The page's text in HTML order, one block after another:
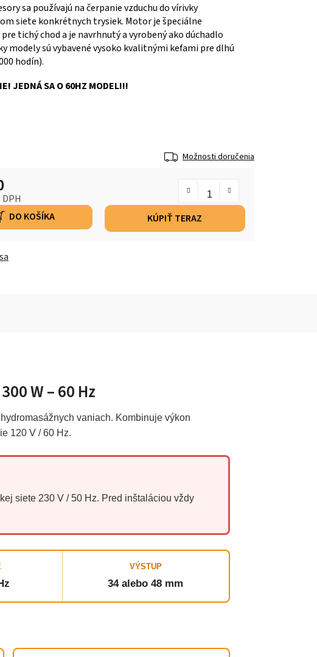
sa používajú na čerpanie vzduchu do vírivky
siete konkrétnych trysiek. Motor je špeciálne
tichý chod a je navrhnutý a vyrobený ako dúchadlo
modely sú vybavené vysoko kvalitnými kefami pre dlhú
hodín).
JEDNÁ SA O 60HZ MODEL!!!
Možnosti doručenia
DO KOŠÍKA
KÚPIŤ TERAZ
W – 60 Hz
vaniach. Kombinuje výkon
120 V / 60 Hz.
siete 230 V / 50 Hz. Pred inštaláciou vždy
VÝSTUP
34 alebo 48 mm